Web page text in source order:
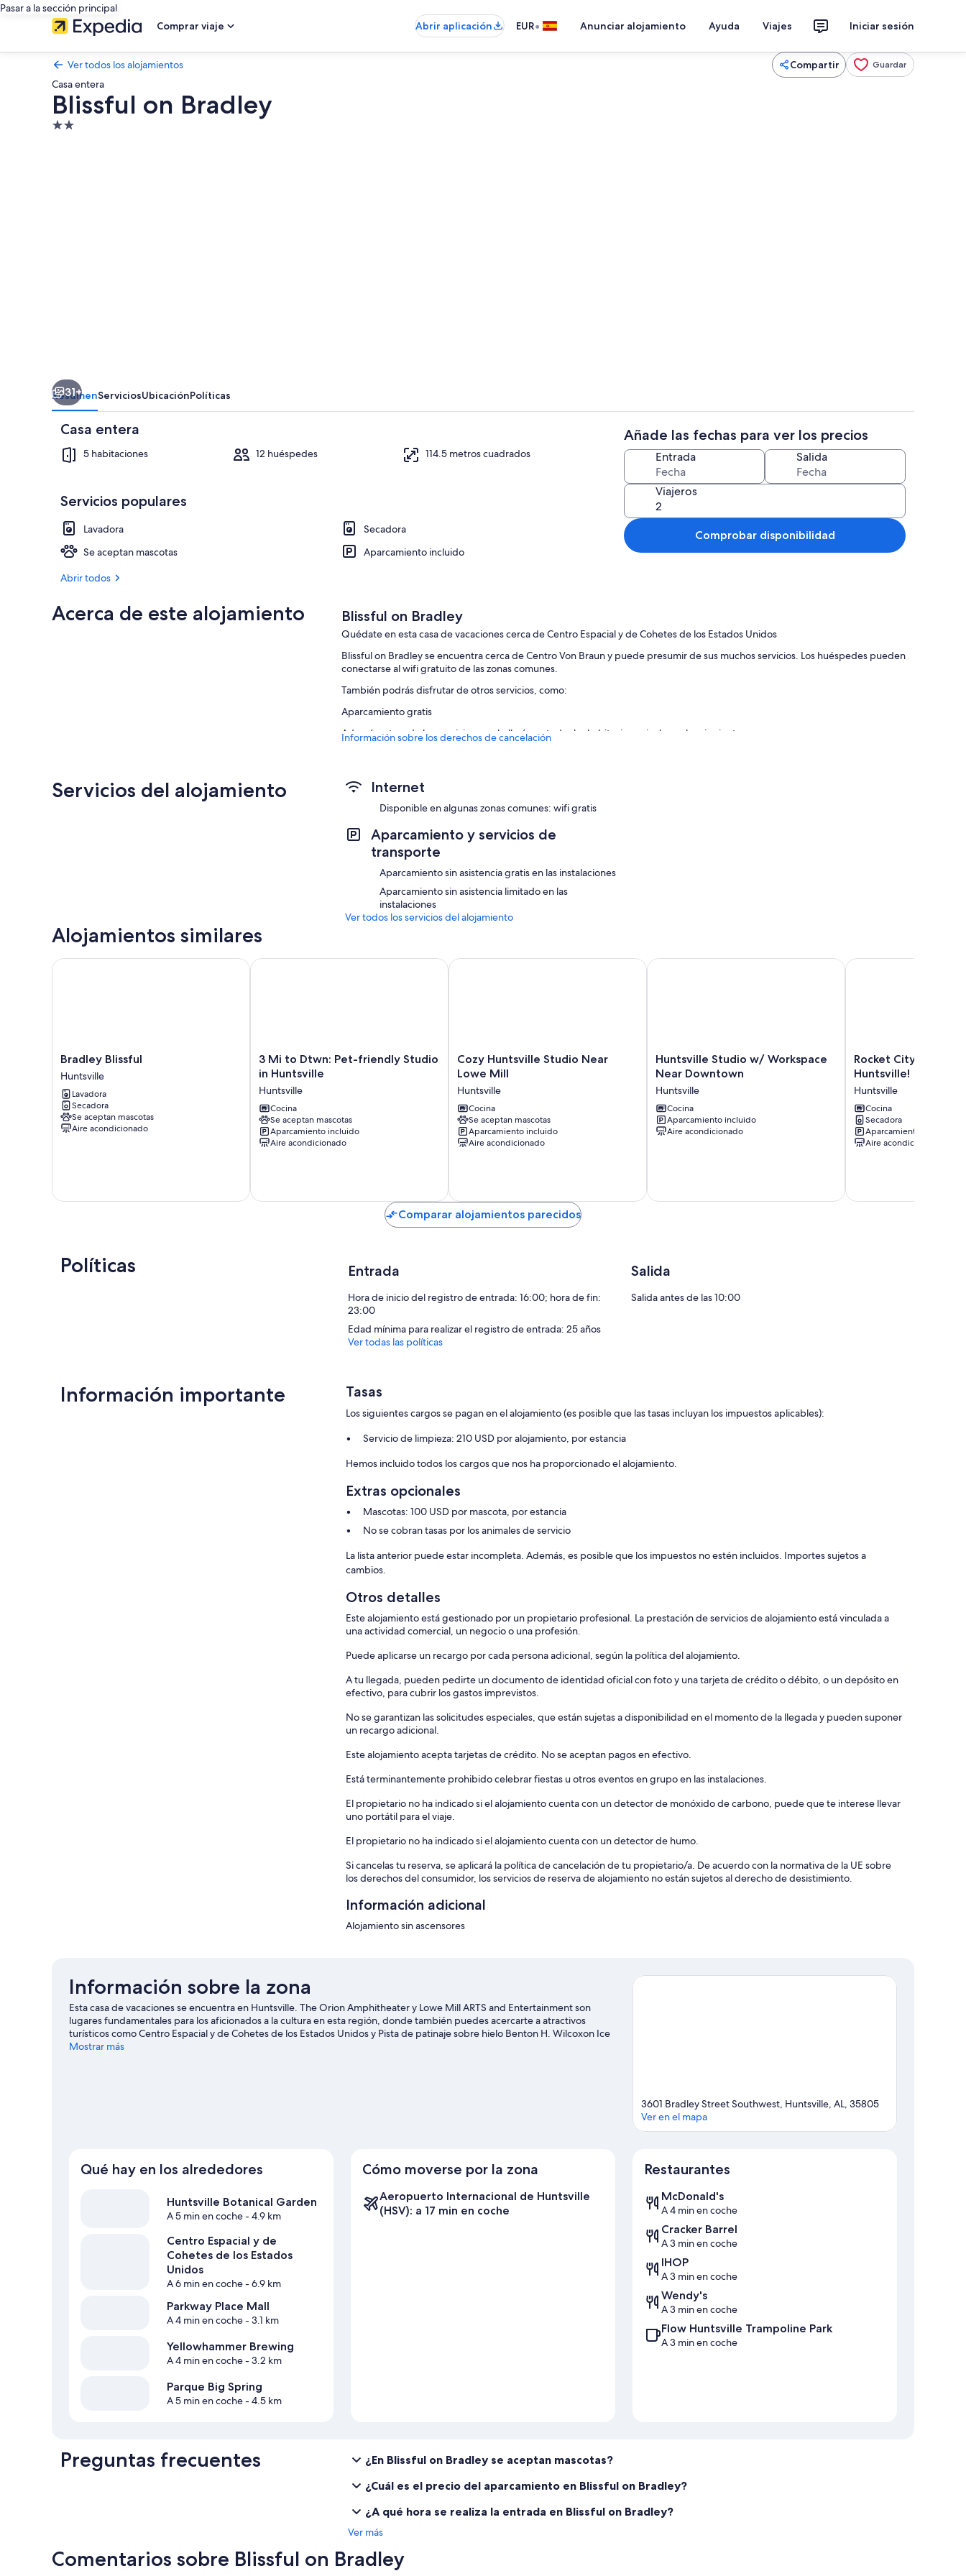
Pasar a la sección principal
Comprar viaje
Abrir aplicación EUR• Anunciar alojamiento Ayuda Viajes Iniciar sesión
Ver todos los alojamientos Compartir Guardar
Casa entera
Blissful on Bradley
Alojamiento
5 dormitorios y tabla de planchar con plancha Comedor
31+
ResumenServiciosUbicaciónPolíticas
Casa entera
5 habitaciones 12 huéspedes 114.5 metros cuadrados
Servicios populares
Lavadora
Secadora
Se aceptan mascotas
Aparcamiento incluido
Abrir todos
Añade las fechas para ver los precios
Entrada Salida
Viajeros
Comprobar disponibilidad
Acerca de este alojamiento Blissful on Bradley
Quédate en esta casa de vacaciones cerca de Centro Espacial y de Cohetes de los Estados Unidos
Blissful on Bradley se encuentra cerca de Centro Von Braun y puede presumir de sus muchos servicios. Los huéspedes pueden
conectarse al wifi gratuito de las zonas comunes.
También podrás disfrutar de otros servicios, como:
Aparcamiento gratis
Además, otros de los servicios que hallarás en todas las habitaciones incluyen los siguientes:
Información sobre los derechos de cancelación
Servicios del alojamiento Internet
Disponible en algunas zonas comunes: wifi gratis
Aparcamiento y servicios de
transporte
Aparcamiento sin asistencia gratis en las instalaciones
Aparcamiento sin asistencia limitado en las
instalaciones
Ver todos los servicios del alojamiento
Alojamientos similares
Bradley
Blissful
Huntsville
Bradley Blissful
Huntsville
Lavadora
Secadora
Se aceptan mascotas
Aire acondicionado
Bradley Blissful
3
Mi
Dtwn:
Pet-
friendly
Studio
in
3 Mi to Dtwn: Pet-friendly Studio
in Huntsville
Huntsville
Cocina
Se aceptan mascotas
Aparcamiento incluido
Aire acondicionado
3 Mi to Dtwn: Pet-friendly Studio in Huntsville
Cozy
Huntsville
Near
Lowe
Mill
Huntsville
Cozy Huntsville Studio Near
Lowe Mill
Huntsville
Cocina
Se aceptan mascotas
Aparcamiento incluido
Aire acondicionado
Cozy Huntsville Studio Near Lowe Mill
Huntsville
Studio
Workspace
Near
Downtown
Huntsville
Huntsville Studio w/ Workspace
Near Downtown
Huntsville
Cocina
Aparcamiento incluido
Aire acondicionado
Huntsville Studio w/ Workspace Near Downtown
Rocket
City
4
Mi
to
Dtwn
Huntsville!
Rocket City Retreat
Huntsville!
Huntsville
Cocina
Secadora
Aparcamiento incluido
Aire acondicionado
Rocket City Retreat 4
Comparar alojamientos parecidos
Políticas Entrada
Hora de inicio del registro de entrada: 16:00; hora de fin:
23:00
Edad mínima para realizar el registro de entrada: 25 años
Salida
Salida antes de las 10:00
Ver todas las políticas
Información importante Tasas
Los siguientes cargos se pagan en el alojamiento (es posible que las tasas incluyan los impuestos aplicables):
Servicio de limpieza: 210 USD por alojamiento, por estancia
Hemos incluido todos los cargos que nos ha proporcionado el alojamiento.
Extras opcionales
Mascotas: 100 USD por mascota, por estancia
No se cobran tasas por los animales de servicio
La lista anterior puede estar incompleta. Además, es posible que los impuestos no estén incluidos. Importes sujetos a
cambios.
Otros detalles
Este alojamiento está gestionado por un propietario profesional. La prestación de servicios de alojamiento está vinculada a
una actividad comercial, un negocio o una profesión.
Puede aplicarse un recargo por cada persona adicional, según la política del alojamiento.
A tu llegada, pueden pedirte un documento de identidad oficial con foto y una tarjeta de crédito o débito, o un depósito en
efectivo, para cubrir los gastos imprevistos.
No se garantizan las solicitudes especiales, que están sujetas a disponibilidad en el momento de la llegada y pueden suponer
un recargo adicional.
Este alojamiento acepta tarjetas de crédito. No se aceptan pagos en efectivo.
Está terminantemente prohibido celebrar fiestas u otros eventos en grupo en las instalaciones.
El propietario no ha indicado si el alojamiento cuenta con un detector de monóxido de carbono, puede que te interese llevar
uno portátil para el viaje.
El propietario no ha indicado si el alojamiento cuenta con un detector de humo.
Si cancelas tu reserva, se aplicará la política de cancelación de tu propietario/a. De acuerdo con la normativa de la UE sobre
los derechos del consumidor, los servicios de reserva de alojamiento no están sujetos al derecho de desistimiento.
Información adicional
Alojamiento sin ascensores
Información sobre la zona
Esta casa de vacaciones se encuentra en Huntsville. The Orion Amphitheater y Lowe Mill ARTS and Entertainment son
lugares fundamentales para los aficionados a la cultura en esta región, donde también puedes acercarte a atractivos
turísticos como Centro Espacial y de Cohetes de los Estados Unidos y Pista de patinaje sobre hielo Benton H. Wilcoxon Ice
Complex. ¿Te apetece disfrutar de un evento especial? Puedes consultar el calendario de Centro Von Braun o Huntsville
Mostrar más
3601 Bradley Street Southwest, Huntsville, AL, 35805
Ver en el mapa
Qué hay en los alrededores
Huntsville Botanical Garden
A 5 min en coche- 4.9 km
Centro Espacial y de
Cohetes de los Estados
Unidos
A 6 min en coche- 6.9 km
Parkway Place Mall
A 4 min en coche- 3.1 km
Yellowhammer Brewing
A 4 min en coche- 3.2 km
Parque Big Spring
A 5 min en coche- 4.5 km
Cómo moverse por la zona
Aeropuerto Internacional de Huntsville
(HSV): a 17 min en coche
Restaurantes
McDonald's
A 4 min en coche
Cracker Barrel
A 3 min en coche
IHOP
A 3 min en coche
Wendy's
A 3 min en coche
Flow Huntsville Trampoline Park
A 3 min en coche
Preguntas frecuentes
¿En Blissful on Bradley se aceptan mascotas?
¿Cuál es el precio del aparcamiento en Blissful on Bradley?
¿A qué hora se realiza la entrada en Blissful on Bradley?
Ver más
Comentarios sobre Blissful on Bradley